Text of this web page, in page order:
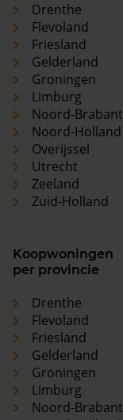
Drenthe
Flevoland
Friesland
Gelderland
Groningen
Limburg
Noord-Brabant
Noord-Holland
Overijssel
Utrecht
Zeeland
Zuid-Holland
Koopwoningen
per provincie
Drenthe
Flevoland
Friesland
Gelderland
Groningen
Limburg
Noord-Brabant